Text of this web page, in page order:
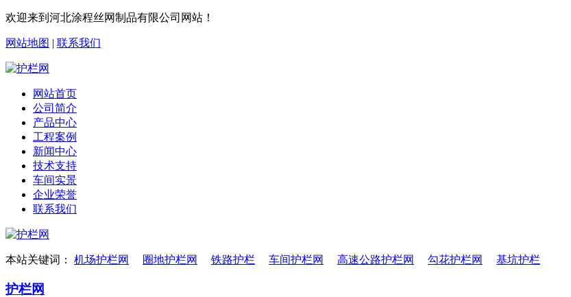
欢迎来到河北涂程丝网制品有限公司网站！
网站地图 | 联系我们
网站首页
公司简介
产品中心
工程案例
新闻中心
技术支持
车间实景
企业荣誉
联系我们
本站关键词： 机场护栏网 圈地护栏网 铁路护栏 车间护栏网 高速公路护栏网 勾花护栏网 基坑护栏
护栏网